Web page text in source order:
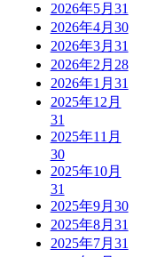
2026年5月 31
2026年4月 30
2026年3月 31
2026年2月 28
2026年1月 31
2025年12月
31
2025年11月
30
2025年10月
31
2025年9月 30
2025年8月 31
2025年7月 31